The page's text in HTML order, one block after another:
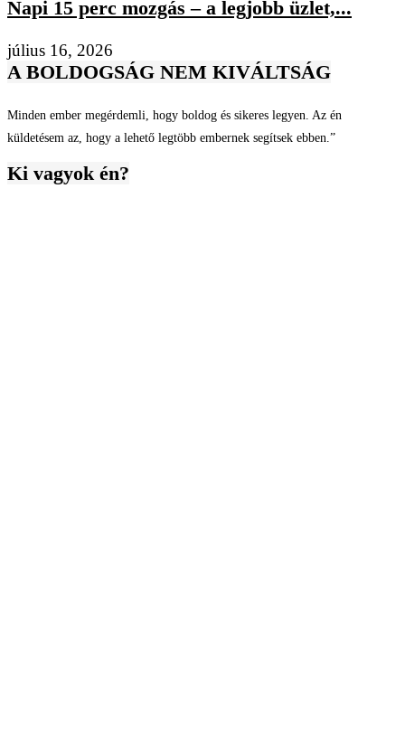
Napi 15 perc mozgás – a legjobb üzlet,...
július 16, 2026
A BOLDOGSÁG NEM KIVÁLTSÁG
Minden ember megérdemli, hogy boldog és sikeres legyen. Az én
küldetésem az, hogy a lehető legtöbb embernek segítsek ebben.”
Ki vagyok én?